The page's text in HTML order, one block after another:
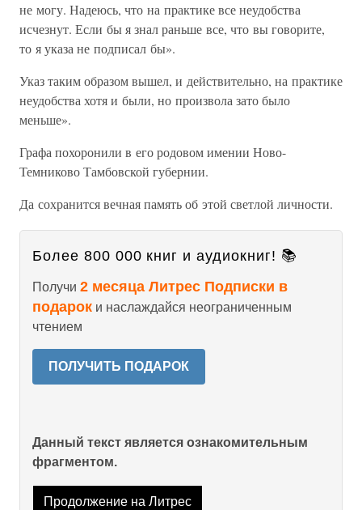
не могу. Надеюсь, что на практике все неудобства
исчезнут. Если бы я знал раньше все, что вы говорите,
то я указа не подписал бы».
Указ таким образом вышел, и действительно, на практике
неудобства хотя и были, но произвола зато было
меньше».
Графа похоронили в его родовом имении Ново-
Темниково Тамбовской губернии.
Да сохранится вечная память об этой светлой личности.
Более 800 000 книг и аудиокниг! 📚
Получи 2 месяца Литрес Подписки в
подарок и наслаждайся неограниченным
чтением
ПОЛУЧИТЬ ПОДАРОК
Данный текст является ознакомительным
фрагментом.
Продолжение на Литрес